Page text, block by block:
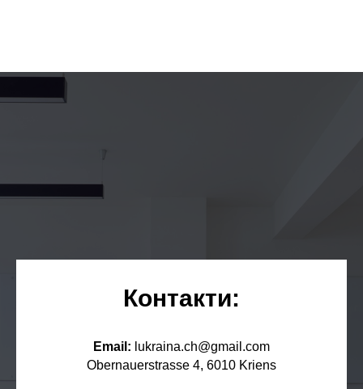
Контакти:
Email: lukraina.ch@gmail.com
Obernauerstrasse 4, 6010 Kriens